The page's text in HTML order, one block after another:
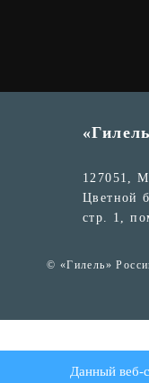
127051,
Цветной
стр. 1,
© «Гилель»
Данный веб-